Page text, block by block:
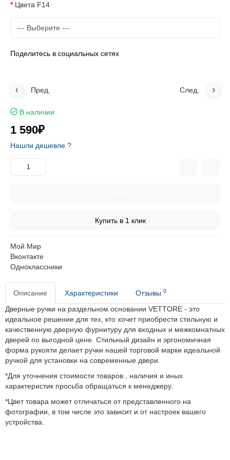
Цвета F14
Поделитесь в социальных сетях
Пред. След.
В наличии
1 590₽
Нашли дешевле ?
Купить в 1 клик
Мой Мир
Вконтакте
Одноклассники
Описание Характеристики Отзывы 0
Дверные ручки на раздельном основании VETTORE - это
идеальное решение для тех, кто хочет приобрести стильную и
качественную дверную фурнитуру для входных и межкомнатных
дверей по выгодной цене. Стильный дизайн и эргономичная
форма рукояти делает ручки нашей торговой марки идеальной
ручкой для установки на современные двери.
*Для уточнения стоимости товаров , наличия и иных
характеристик просьба обращаться к менеджеру.
*Цвет товара может отличаться от представленного на
фотографии, в том числе это зависит и от настроек вашего
устройства.